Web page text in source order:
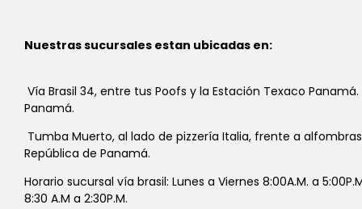
Nuestras sucursales estan ubicadas en:
Vía Brasil 34, entre tus Poofs y la Estación Texaco
Panamá.
Tumba Muerto, al lado de pizzería Italia, frente a
República de Panamá.
Horario sucursal vía brasil: Lunes a Viernes 8:00A.M. a
8:30 A.M a 2:30P.M.